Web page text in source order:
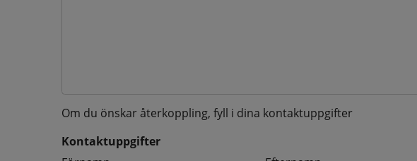
Om du önskar återkoppling, fyll i dina kontaktuppgifter
Kontaktuppgifter